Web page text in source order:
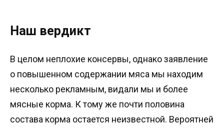
Наш вердикт
В целом неплохие консервы, однако заявление
о повышенном содержании мяса мы находим
несколько рекламным, видали мы и более
мясные корма. К тому же почти половина
состава корма остается неизвестной. Вероятней